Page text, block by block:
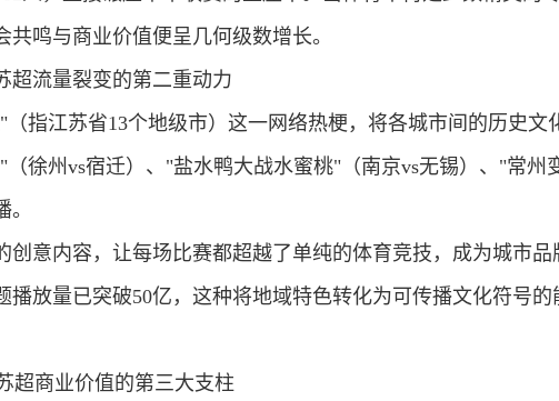
共鸣与商业价值便呈几何级数增长。
超流量裂变的第二重动力
指江苏省13个地级市）这一网络热梗，将各城市间的历史文
"（徐州vs宿迁）、"盐水鸭大战水蜜桃"（南京vs无锡）、"常州
创意内容，让每场比赛都超越了单纯的体育竞技，成为城市
播放量已突破50亿，这种将地域特色转化为可传播文化符号
超商业价值的第三大支柱